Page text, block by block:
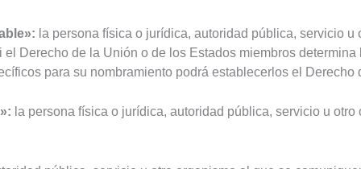
la persona física o jurídica, autoridad pública, servicio
Derecho de la Unión o de los Estados miembros
para su nombramiento podrá establecerlos el
la persona física o jurídica, autoridad pública, servicio u